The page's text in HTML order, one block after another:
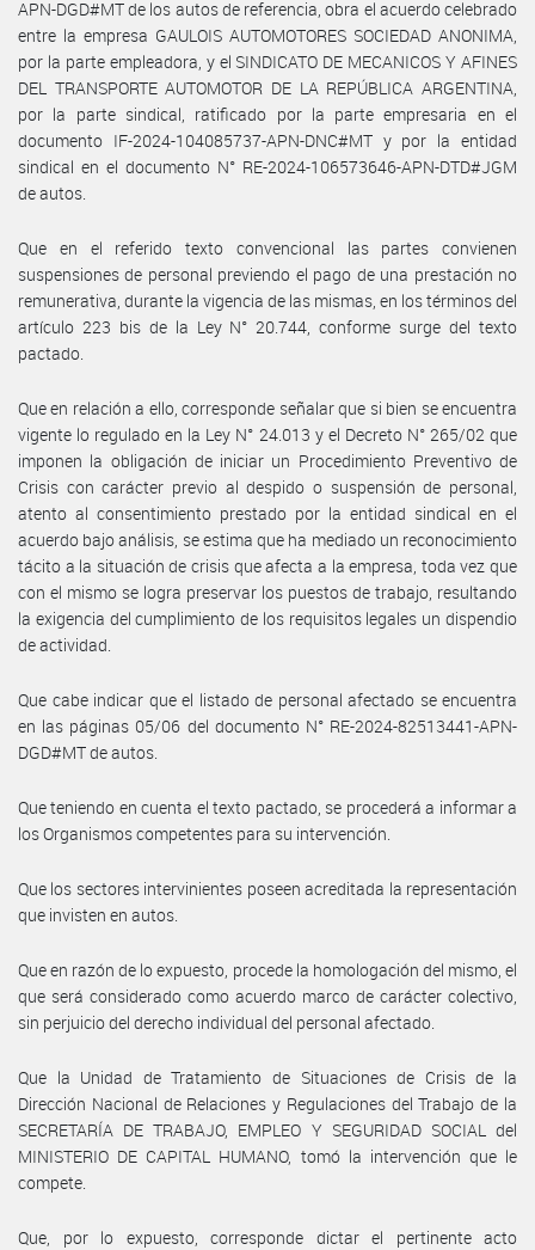
APN-DGD#MT de los autos de referencia, obra el acuerdo celebrado
entre la empresa GAULOIS AUTOMOTORES SOCIEDAD ANONIMA,
por la parte empleadora, y el SINDICATO DE MECANICOS Y AFINES
DEL TRANSPORTE AUTOMOTOR DE LA REPÚBLICA ARGENTINA,
por la parte sindical, ratificado por la parte empresaria en el
documento IF-2024-104085737-APN-DNC#MT y por la entidad
sindical en el documento N° RE-2024-106573646-APN-DTD#JGM
de autos.
Que en el referido texto convencional las partes convienen
suspensiones de personal previendo el pago de una prestación no
remunerativa, durante la vigencia de las mismas, en los términos del
artículo 223 bis de la Ley N° 20.744, conforme surge del texto
pactado.
Que en relación a ello, corresponde señalar que si bien se encuentra
vigente lo regulado en la Ley N° 24.013 y el Decreto N° 265/02 que
imponen la obligación de iniciar un Procedimiento Preventivo de
Crisis con carácter previo al despido o suspensión de personal,
atento al consentimiento prestado por la entidad sindical en el
acuerdo bajo análisis, se estima que ha mediado un reconocimiento
tácito a la situación de crisis que afecta a la empresa, toda vez que
con el mismo se logra preservar los puestos de trabajo, resultando
la exigencia del cumplimiento de los requisitos legales un dispendio
de actividad.
Que cabe indicar que el listado de personal afectado se encuentra
en las páginas 05/06 del documento N° RE-2024-82513441-APN-
DGD#MT de autos.
Que teniendo en cuenta el texto pactado, se procederá a informar a
los Organismos competentes para su intervención.
Que los sectores intervinientes poseen acreditada la representación
que invisten en autos.
Que en razón de lo expuesto, procede la homologación del mismo, el
que será considerado como acuerdo marco de carácter colectivo,
sin perjuicio del derecho individual del personal afectado.
Que la Unidad de Tratamiento de Situaciones de Crisis de la
Dirección Nacional de Relaciones y Regulaciones del Trabajo de la
SECRETARÍA DE TRABAJO, EMPLEO Y SEGURIDAD SOCIAL del
MINISTERIO DE CAPITAL HUMANO, tomó la intervención que le
compete.
Que, por lo expuesto, corresponde dictar el pertinente acto